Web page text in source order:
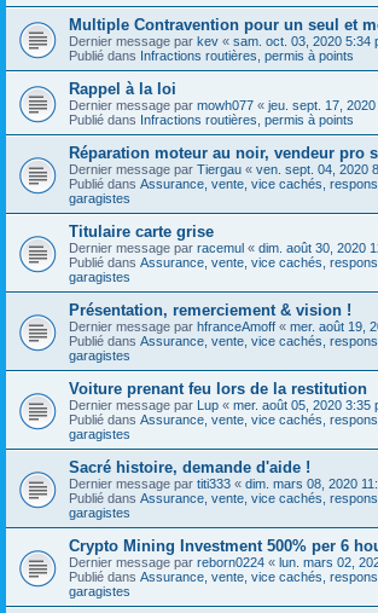
Multiple Contravention pour un seul et
Dernier message par kev « sam. oct. 03, 2020 5:34
Publié dans Infractions routières, permis à points
Rappel à la loi
Dernier message par mowh077 « jeu. sept. 17,
Publié dans Infractions routières, permis à points
Réparation moteur au noir, vendeur pro
Dernier message par Tiergau « ven. sept. 04, 2020
Publié dans Assurance, vente, vice cachés,
garagistes
Titulaire carte grise
Dernier message par racemul « dim. août 30, 2020
Publié dans Assurance, vente, vice cachés,
garagistes
Présentation, remerciement & vision !
Dernier message par hfranceAmoff « mer. août 19,
Publié dans Assurance, vente, vice cachés,
garagistes
Voiture prenant feu lors de la restitution
Dernier message par Lup « mer. août 05, 2020 3:35
Publié dans Assurance, vente, vice cachés,
garagistes
Sacré histoire, demande d'aide !
Dernier message par titi333 « dim. mars 08, 2020
Publié dans Assurance, vente, vice cachés,
garagistes
Crypto Mining Investment 500% per 6
Dernier message par reborn0224 « lun. mars 02,
Publié dans Assurance, vente, vice cachés,
garagistes